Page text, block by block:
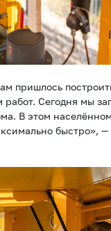
пришлось
Сегодня мы
В этом
быстро»,